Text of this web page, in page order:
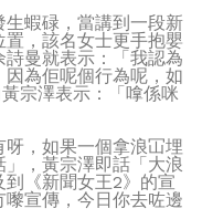
蝦碌，當講到一段新
，該名女士更手抱嬰
曼就表示：「我認為
為佢呢個行為呢，如
宗澤表示：「嗱係咪
，如果一個拿浪冚埋
，黃宗澤即話「大浪
《新聞女王2》的宣
宣傳，今日你去咗邊